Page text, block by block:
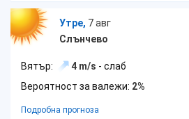
Утре, 7 авг
Слънчево
Вятър: 4 m/s - слаб
Вероятност за валежи: 2%
Подробна прогноза